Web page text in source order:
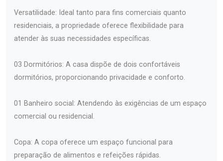
Versatilidade: Ideal tanto para fins comerciais quanto
residenciais, a propriedade oferece flexibilidade para
atender às suas necessidades específicas.
03 Dormitórios: A casa dispõe de dois confortáveis
dormitórios, proporcionando privacidade e conforto.
01 Banheiro social: Atendendo às exigências de um espaço
comercial ou residencial.
Copa: A copa oferece um espaço funcional para
preparação de alimentos e refeições rápidas.